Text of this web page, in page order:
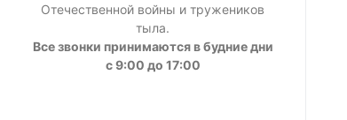
Отечественной войны и тружеников
тыла.
Все звонки принимаются в будние дни
с 9:00 до 17:00